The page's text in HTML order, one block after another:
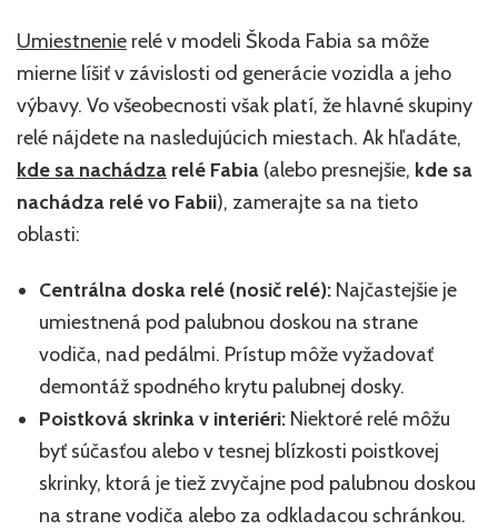
Umiestnenie relé v modeli Škoda Fabia sa môže
mierne líšiť v závislosti od generácie vozidla a jeho
výbavy. Vo všeobecnosti však platí, že hlavné skupiny
relé nájdete na nasledujúcich miestach. Ak hľadáte,
kde sa nachádza relé Fabia (alebo presnejšie, kde sa
nachádza relé vo Fabii), zamerajte sa na tieto
oblasti:
Centrálna doska relé (nosič relé): Najčastejšie je
umiestnená pod palubnou doskou na strane
vodiča, nad pedálmi. Prístup môže vyžadovať
demontáž spodného krytu palubnej dosky.
Poistková skrinka v interiéri: Niektoré relé môžu
byť súčasťou alebo v tesnej blízkosti poistkovej
skrinky, ktorá je tiež zvyčajne pod palubnou doskou
na strane vodiča alebo za odkladacou schránkou.